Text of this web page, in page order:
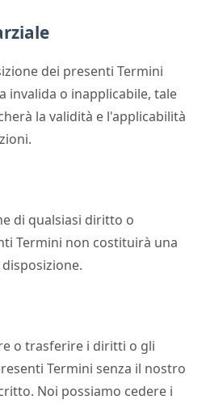
dei presenti Termini
invalida o inapplicabile, tale
la validità e l'applicabilità
di qualsiasi diritto o
Termini non costituirà una
o trasferire i diritti o gli
Termini senza il nostro
Noi possiamo cedere i